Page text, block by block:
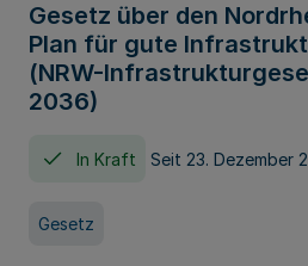
Gesetz über den
Plan für gute
(NRW-
2036)
In Kraft Seit 23. Dezember
Gesetz